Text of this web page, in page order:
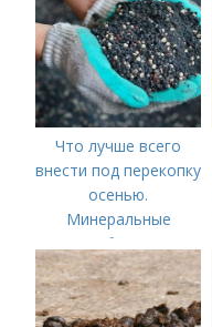
Что лучше всего
внести под перекопку
осенью.
Минеральные
удобрения